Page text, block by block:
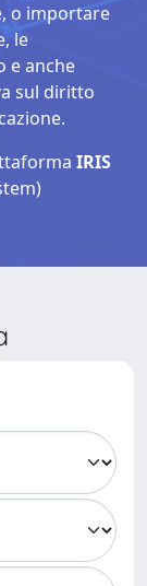
o importare
le
e anche
sul diritto
IRIS